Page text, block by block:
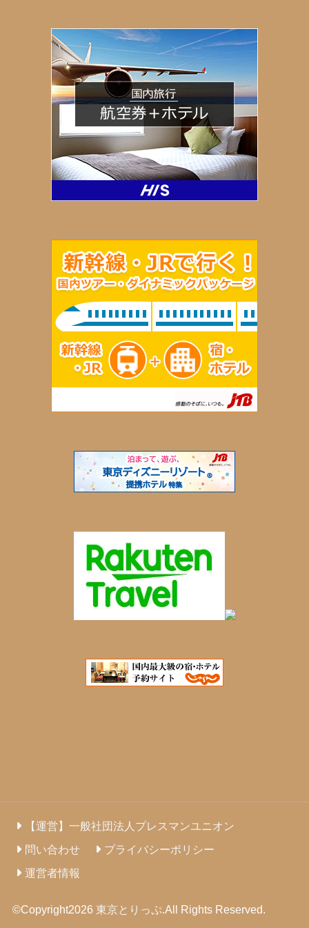
【運営】一般社団法人プレスマンユニオン
問い合わせ
プライバシーポリシー
運営者情報
©Copyright2026 東京とりっぷ.All Rights Reserved.